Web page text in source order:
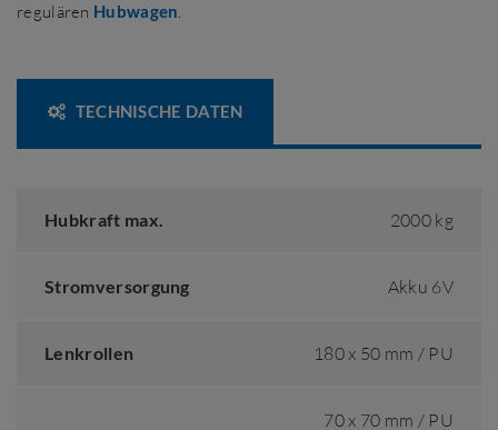
regulären Hubwagen.
TECHNISCHE DATEN
Hubkraft max. 2000 kg
Stromversorgung Akku 6V
Lenkrollen 180 x 50 mm / PU
70 x 70 mm / PU